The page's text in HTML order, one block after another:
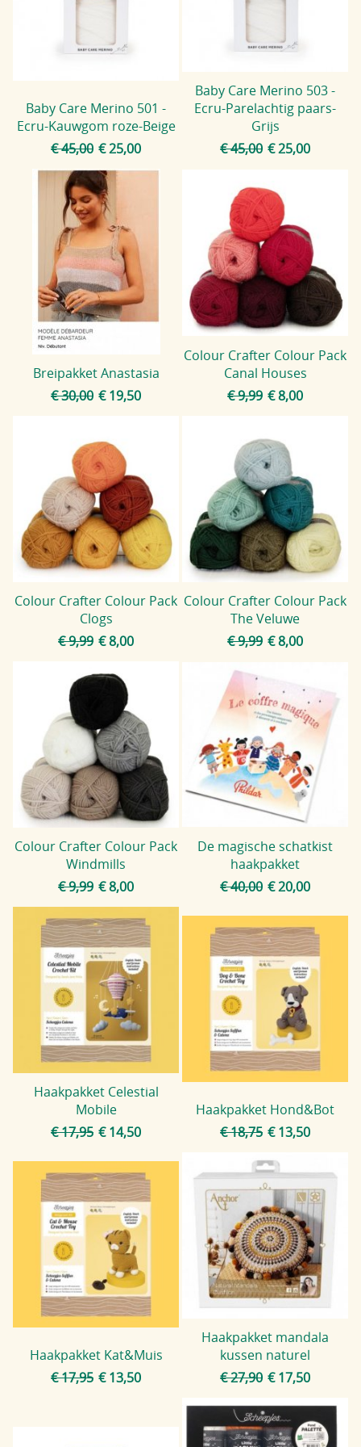
Baby Care Merino 501 -
Ecru-Kauwgom roze-Beige
€ 45,00 € 25,00
Baby Care Merino 503 -
Ecru-Parelachtig paars-
Grijs
€ 45,00 € 25,00
Breipakket Anastasia
€ 30,00 € 19,50
Colour Crafter Colour Pack
Canal Houses
€ 9,99 € 8,00
Colour Crafter Colour Pack
Clogs
€ 9,99 € 8,00
Colour Crafter Colour Pack
The Veluwe
€ 9,99 € 8,00
Colour Crafter Colour Pack
Windmills
€ 9,99 € 8,00
De magische schatkist
haakpakket
€ 40,00 € 20,00
Haakpakket Celestial
Mobile
€ 17,95 € 14,50
Haakpakket Hond&Bot
€ 18,75 € 13,50
Haakpakket Kat&Muis
€ 17,95 € 13,50
Haakpakket mandala
kussen naturel
€ 27,90 € 17,50